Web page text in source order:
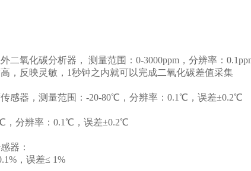
氧化碳分析器， 测量范围：0-3000ppm，分辨率：
，反映灵敏，1秒钟之内就可以完成二氧化碳差值采集
器，测量范围：-20-80℃，分辨率：0.1℃，误差±0.2℃
分辨率：0.1℃，误差±0.2℃
器：
，误差≤ 1%